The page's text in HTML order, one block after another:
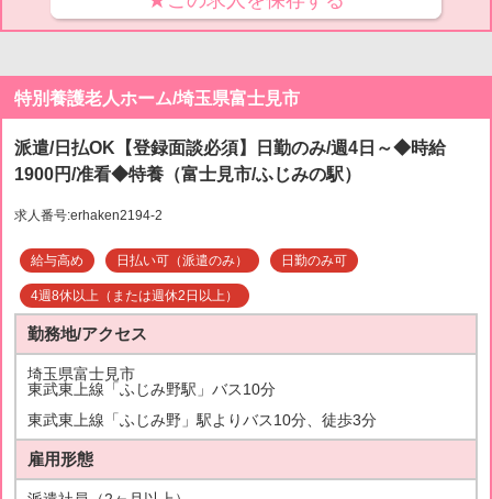
特別養護老人ホーム/埼玉県富士見市
派遣/日払OK【登録面談必須】日勤のみ/週4日～◆時給
1900円/准看◆特養（富士見市/ふじみの駅）
求人番号:erhaken2194-2
給与高め 日払い可（派遣のみ） 日勤のみ可
4週8休以上（または週休2日以上）
勤務地/アクセス
埼玉県富士見市
東武東上線「ふじみ野駅」バス10分
東武東上線「ふじみ野」駅よりバス10分、徒歩3分
雇用形態